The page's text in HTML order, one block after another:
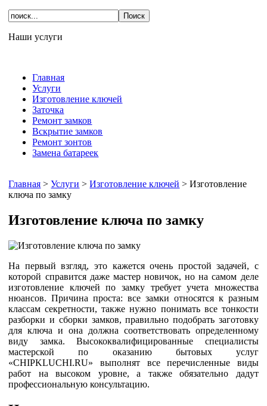
Наши услуги
Главная
Услуги
Изготовление ключей
Заточка
Ремонт замков
Вскрытие замков
Ремонт зонтов
Замена батареек
Главная >Услуги >Изготовление ключей > Изготовление
ключа по замку
Изготовление ключа по замку
На первый взгляд, это кажется очень простой задачей, с
которой справится даже мастер новичок, но на самом деле
изготовление ключей по замку требует учета множества
нюансов. Причина проста: все замки относятся к разным
классам секретности, также нужно понимать все тонкости
разборки и сборки замков, правильно подобрать заготовку
для ключа и она должна соответствовать определенному
виду замка. Высококвалифицированные специалисты
мастерской по оказанию бытовых услуг
«CHIPKLUCHI.RU» выполнят все перечисленные виды
работ на высоком уровне, а также обязательно дадут
профессиональную консультацию.